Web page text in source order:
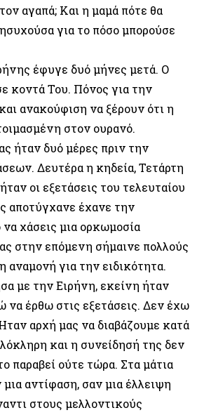
αγαπά; Και η μαμά πότε θα
για το πόσο μπορούσε
έφυγε δυό μήνες μετά. Ο
κοντά Του. Πόνος για την
ανακούφιση να ξέρουν ότι η
στον ουρανό.
ήταν δυό μέρες πριν την
Δευτέρα η κηδεία, Τετάρτη
οι εξετάσεις του τελευταίου
αποτύγχανε έχανε την
χάσεις μια ορκωμοσία
στην επόμενη σήμαινε πολλούς
αναμονή για την ειδικότητα.
με την Ειρήνη, εκείνη ήταν
να έρθω στις εξετάσεις. Δεν έχω
αρχή μας να διαβάζουμε κατά
και η συνείδησή της δεν
παραβεί ούτε τώρα. Στα μάτια
αντίφαση, σαν μια έλλειψη
στους μελλοντικούς